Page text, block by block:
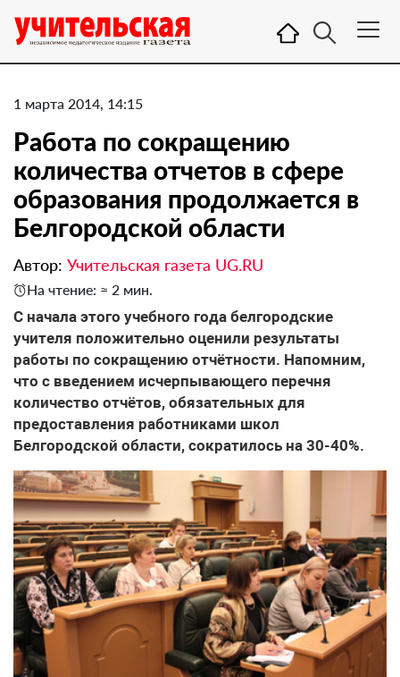
1 марта 2014, 14:15
Работа по сокращению
количества отчетов в сфере
образования продолжается в
Белгородской области
Автор: Учительская газета UG.RU
На чтение: ≈ 2 мин.
С начала этого учебного года белгородские
учителя положительно оценили результаты
работы по сокращению отчётности. Напомним,
что с введением исчерпывающего перечня
количество отчётов, обязательных для
предоставления работниками школ
Белгородской области, сократилось на 30-40%.